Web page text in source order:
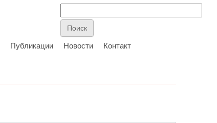
Публикации Новости Контакт